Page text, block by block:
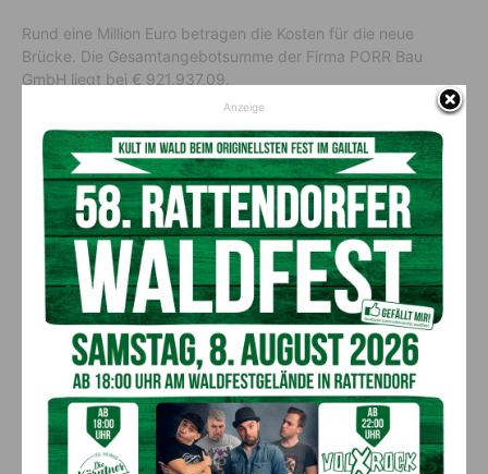
Rund eine Million Euro betragen die Kosten für die neue
Brücke. Die Gesamtangebotsumme der Firma PORR Bau
GmbH liegt bei € 921.937,09.
Feierliche Eröffnung
Coronabedingt musste auf eine feierliche Eröffnung verzichtet
werden.
Somit wurde ein öffentliches Infrastrukturprojekt seiner
Bestimmung übergeben.
Vorheriger Artikel
Heilige Corona, schau herab!
Nächster Artikel
Schlauchschal, das
Multifunktionstuch als
Maskenalternative
Anzeige